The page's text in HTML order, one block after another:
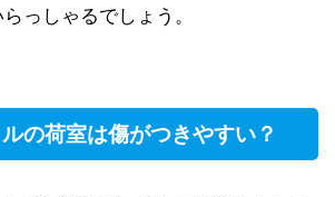
っしゃるでしょう。
の荷室は傷がつきやすい？